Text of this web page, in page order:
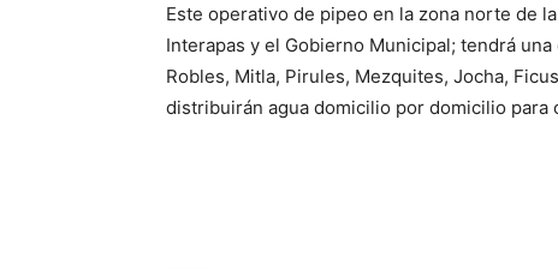
Este operativo de pipeo en la zona norte de
Interapas y el Gobierno Municipal; tendrá
Robles, Mitla, Pirules, Mezquites, Jocha,
distribuirán agua domicilio por domicilio para